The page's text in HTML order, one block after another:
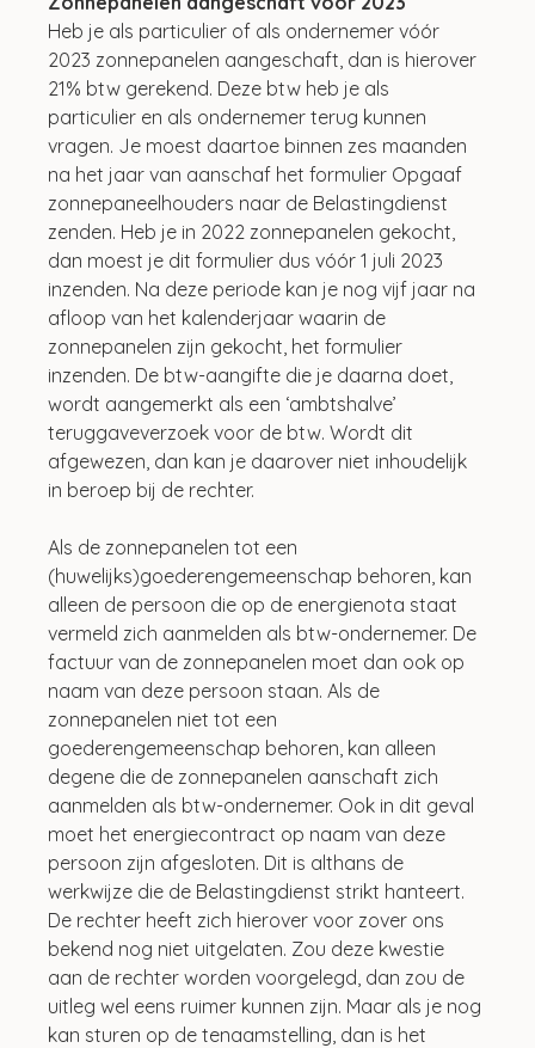
Heb je als particulier of als ondernemer vóór
2023 zonnepanelen aangeschaft, dan is hierover
21% btw gerekend. Deze btw heb je als
particulier en als ondernemer terug kunnen
vragen. Je moest daartoe binnen zes maanden
na het jaar van aanschaf het formulier Opgaaf
zonnepaneelhouders naar de Belastingdienst
zenden. Heb je in 2022 zonnepanelen gekocht,
dan moest je dit formulier dus vóór 1 juli 2023
inzenden. Na deze periode kan je nog vijf jaar na
afloop van het kalenderjaar waarin de
zonnepanelen zijn gekocht, het formulier
inzenden. De btw-aangifte die je daarna doet,
wordt aangemerkt als een ‘ambtshalve’
teruggaveverzoek voor de btw. Wordt dit
afgewezen, dan kan je daarover niet inhoudelijk
in beroep bij de rechter.
Als de zonnepanelen tot een
(huwelijks)goederengemeenschap behoren, kan
alleen de persoon die op de energienota staat
vermeld zich aanmelden als btw-ondernemer. De
factuur van de zonnepanelen moet dan ook op
naam van deze persoon staan. Als de
zonnepanelen niet tot een
goederengemeenschap behoren, kan alleen
degene die de zonnepanelen aanschaft zich
aanmelden als btw-ondernemer. Ook in dit geval
moet het energiecontract op naam van deze
persoon zijn afgesloten. Dit is althans de
werkwijze die de Belastingdienst strikt hanteert.
De rechter heeft zich hierover voor zover ons
bekend nog niet uitgelaten. Zou deze kwestie
aan de rechter worden voorgelegd, dan zou de
uitleg wel eens ruimer kunnen zijn. Maar als je nog
kan sturen op de tenaamstelling, dan is het